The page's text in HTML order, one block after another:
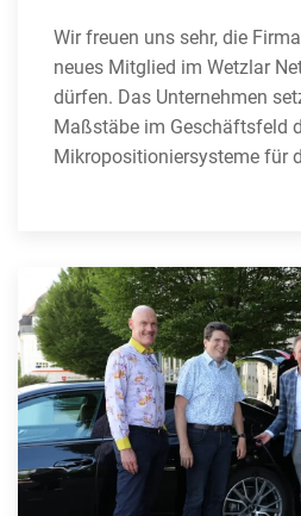
Wir freuen uns sehr, die
neues Mitglied im Wetzlar
dürfen. Das Unternehmen
Maßstäbe im Geschäftsfeld
Mikropositioniersysteme für